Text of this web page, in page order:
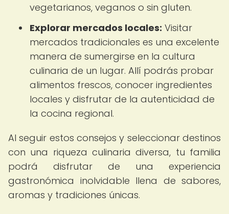
vegetarianos, veganos o sin gluten.
Explorar mercados locales: Visitar
mercados tradicionales es una excelente
manera de sumergirse en la cultura
culinaria de un lugar. Allí podrás probar
alimentos frescos, conocer ingredientes
locales y disfrutar de la autenticidad de
la cocina regional.
Al seguir estos consejos y seleccionar destinos
con una riqueza culinaria diversa, tu familia
podrá disfrutar de una experiencia
gastronómica inolvidable llena de sabores,
aromas y tradiciones únicas.